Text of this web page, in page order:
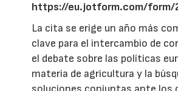
https://eu.jotform.com/form/
La cita se erige un año más
clave para el intercambio de
el debate sobre las políticas
materia de agricultura y la